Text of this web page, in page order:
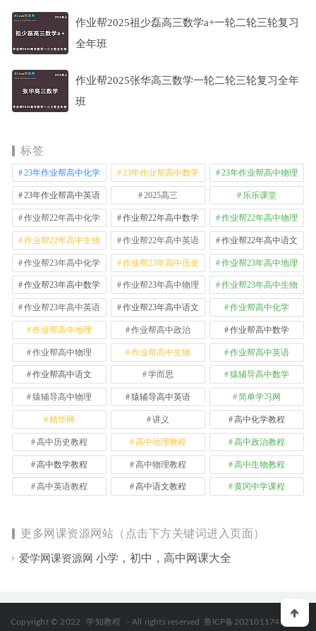
作业帮2025祖少磊高三数学a+一轮二轮三轮复习
全年班
作业帮2025张华高三数学一轮二轮三轮复习全年
班
标签
23年作业帮高中化学 23年作业帮高中数学 23年作业帮高中物理
23年作业帮高中英语 2025高三 乐乐课堂
作业帮22年高中化学 作业帮22年高中数学 作业帮22年高中物理
作业帮22年高中生物 作业帮22年高中英语 作业帮22年高中语文
作业帮23年高中化学 作业帮23年高中历史 作业帮23年高中地理
作业帮23年高中数学 作业帮23年高中物理 作业帮23年高中生物
作业帮23年高中英语 作业帮23年高中语文 作业帮高中化学
作业帮高中地理 作业帮高中政治 作业帮高中数学
作业帮高中物理 作业帮高中生物 作业帮高中英语
作业帮高中语文 学而思 猿辅导高中数学
猿辅导高中物理 猿辅导高中英语 简单学习网
精华网 讲义 高中化学教程
高中历史教程 高中地理教程 高中政治教程
高中数学教程 高中物理教程 高中生物教程
高中英语教程 高中语文教程 黄冈中学课程
更多网课资源网站（点击下方关键词进入页面）
爱学网课资源网 小学，初中，高中网课大全
Copyright © 2022 学知教程 - All rights reserved 鲁ICP备2021011747号-2